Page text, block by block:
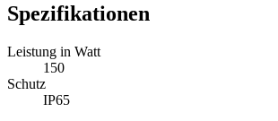
Spezifikationen
Leistung in Watt
150
Schutz
IP65